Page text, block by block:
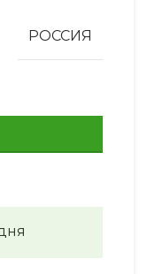
РОССИЯ